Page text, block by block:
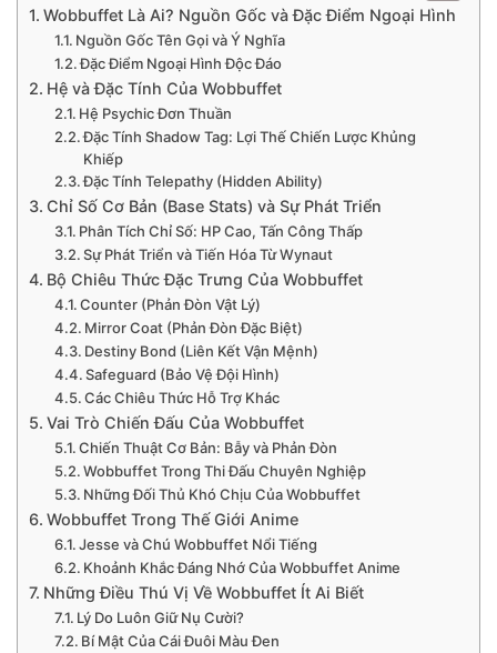
Wobbuffet Là Ai? Nguồn Gốc và Đặc Điểm Ngoại Hình
Nguồn Gốc Tên Gọi và Ý Nghĩa
Đặc Điểm Ngoại Hình Độc Đáo
Hệ và Đặc Tính Của Wobbuffet
Hệ Psychic Đơn Thuần
Đặc Tính Shadow Tag: Lợi Thế Chiến Lược Khủng
Khiếp
Đặc Tính Telepathy (Hidden Ability)
Chỉ Số Cơ Bản (Base Stats) và Sự Phát Triển
Phân Tích Chỉ Số: HP Cao, Tấn Công Thấp
Sự Phát Triển và Tiến Hóa Từ Wynaut
Bộ Chiêu Thức Đặc Trưng Của Wobbuffet
Counter (Phản Đòn Vật Lý)
Mirror Coat (Phản Đòn Đặc Biệt)
Destiny Bond (Liên Kết Vận Mệnh)
Safeguard (Bảo Vệ Đội Hình)
Các Chiêu Thức Hỗ Trợ Khác
Vai Trò Chiến Đấu Của Wobbuffet
Chiến Thuật Cơ Bản: Bẫy và Phản Đòn
Wobbuffet Trong Thi Đấu Chuyên Nghiệp
Những Đối Thủ Khó Chịu Của Wobbuffet
Wobbuffet Trong Thế Giới Anime
Jesse và Chú Wobbuffet Nổi Tiếng
Khoảnh Khắc Đáng Nhớ Của Wobbuffet Anime
Những Điều Thú Vị Về Wobbuffet Ít Ai Biết
Lý Do Luôn Giữ Nụ Cười?
Bí Mật Của Cái Đuôi Màu Đen